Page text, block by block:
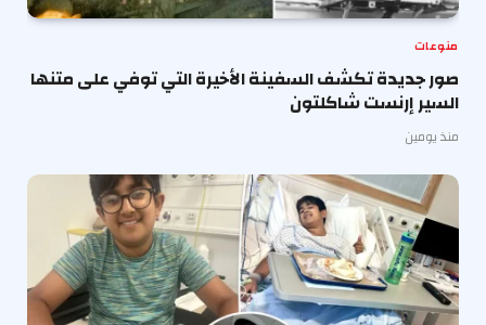
منوعات
صور جديدة تكشف السفينة الأخيرة التي توفي على متنها
السير إرنست شاكلتون
منذ يومين